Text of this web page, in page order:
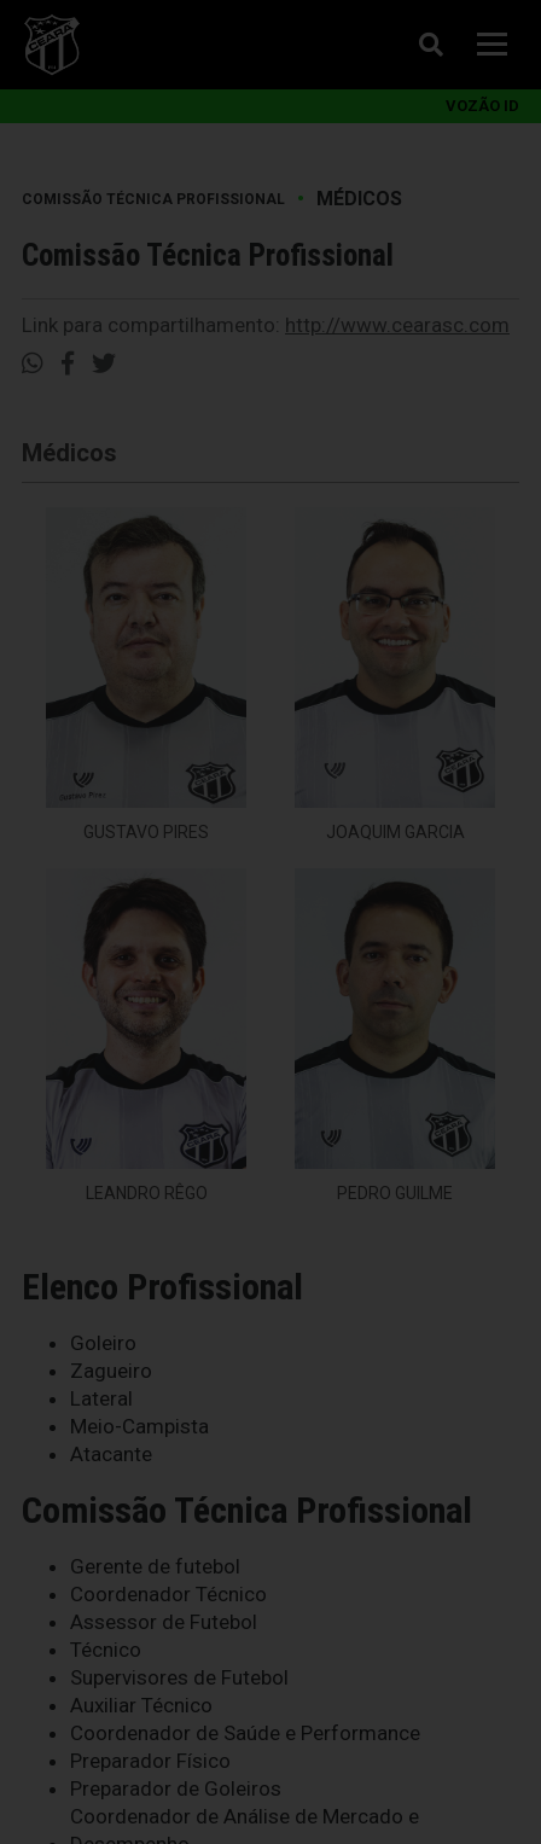
VOZÃO ID
COMISSÃO TÉCNICA PROFISSIONAL • MÉDICOS
Comissão Técnica Profissional
Link para compartilhamento: http://www.cearasc.com
Médicos
GUSTAVO PIRES JOAQUIM GARCIA
LEANDRO RÊGO PEDRO GUILME
Elenco Profissional
Goleiro
Zagueiro
Lateral
Meio-Campista
Atacante
Comissão Técnica Profissional
Gerente de futebol
Coordenador Técnico
Assessor de Futebol
Técnico
Supervisores de Futebol
Auxiliar Técnico
Coordenador de Saúde e Performance
Preparador Físico
Preparador de Goleiros
Coordenador de Análise de Mercado e